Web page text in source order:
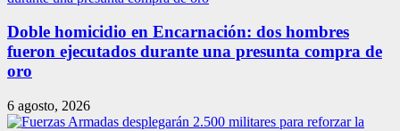
Doble homicidio en Encarnación: dos hombres
fueron ejecutados durante una presunta compra de
oro
6 agosto, 2026